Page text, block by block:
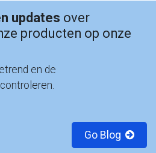
updates over
producten op onze
en de
Go Blog